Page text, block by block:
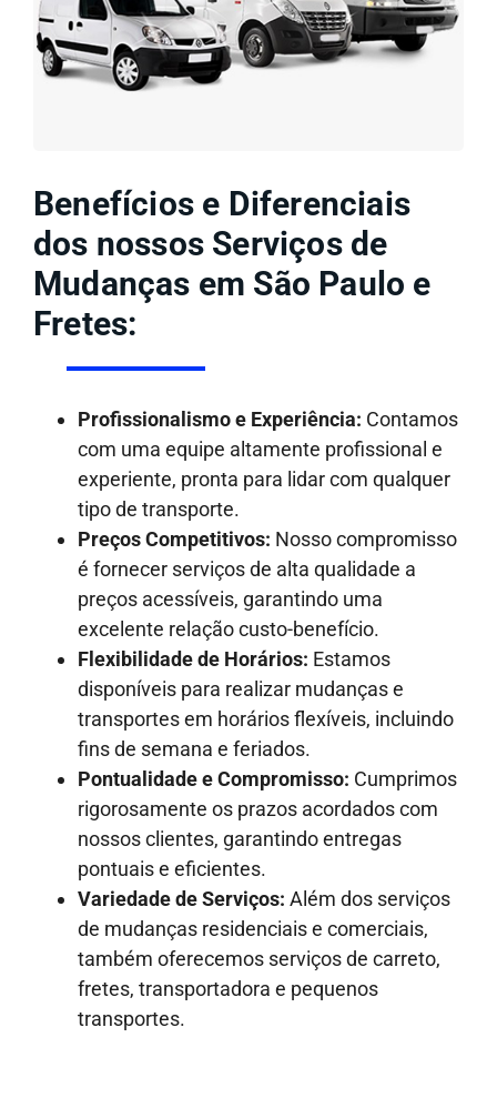
Benefícios e Diferenciais
dos nossos Serviços de
Mudanças em São Paulo e
Fretes:
Profissionalismo e Experiência: Contamos
com uma equipe altamente profissional e
experiente, pronta para lidar com qualquer
tipo de transporte.
Preços Competitivos: Nosso compromisso
é fornecer serviços de alta qualidade a
preços acessíveis, garantindo uma
excelente relação custo-benefício.
Flexibilidade de Horários: Estamos
disponíveis para realizar mudanças e
transportes em horários flexíveis, incluindo
fins de semana e feriados.
Pontualidade e Compromisso: Cumprimos
rigorosamente os prazos acordados com
nossos clientes, garantindo entregas
pontuais e eficientes.
Variedade de Serviços: Além dos serviços
de mudanças residenciais e comerciais,
também oferecemos serviços de carreto,
fretes, transportadora e pequenos
transportes.